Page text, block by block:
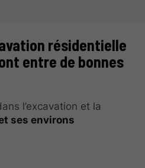
résidentielle
entre de bonnes
l’excavation et la
ses environs